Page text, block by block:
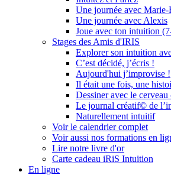
Une journée avec Marie-
Une journée avec Alexis
Joue avec ton intuition
Stages des Amis d'IRIS
Explorer son intuition
C’est décidé, j’écris !
Aujourd'hui j’improvise !
Il était une fois, une
Dessiner avec le cerveau
Le journal créatif© de
Naturellement intuitif
Voir le calendrier complet
Voir aussi nos formations en
Lire notre livre d'or
Carte cadeau iRiS Intuition
En ligne